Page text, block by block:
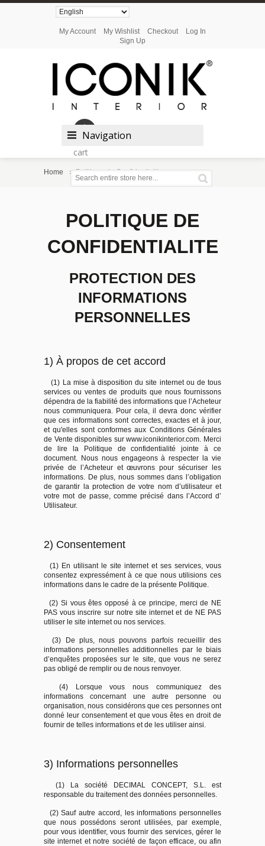
My Account My Wishlist Checkout
Log In
Sign Up
Shopping
cart
Navigation
Home Politique de Confidentialite
POLITIQUE DE
CONFIDENTIALITE
PROTECTION DES
INFORMATIONS
PERSONNELLES
1) À propos de cet accord
(1) La mise à disposition du site internet ou de tous
services ou ventes de produits que nous fournissons
dépendra de la fiabilité des informations que l’Acheteur
nous communiquera. Pour cela, il devra donc vérifier
que ces informations sont correctes, exactes et à jour,
et qu'elles sont conformes aux Conditions Générales
de Vente disponibles sur www.iconikinterior.com. Merci
de lire la Politique de confidentialité jointe à ce
document. Nous nous engageons à respecter la vie
privée de l’Acheteur et œuvrons pour sécuriser les
informations. De plus, nous sommes dans l’obligation
de garantir la protection de votre nom d’utilisateur et
votre mot de passe, comme précisé dans l’Accord d’
Utilisateur.
2) Consentement
(1) En utilisant le site internet et ses services, vous
consentez expressément à ce que nous utilisions ces
informations dans le cadre de la présente Politique.
(2) Si vous êtes opposé à ce principe, merci de NE
PAS vous inscrire sur notre site internet et de NE PAS
utiliser le site internet ou nos services.
(3) De plus, nous pouvons parfois recueillir des
informations personnelles additionnelles par le biais
d’enquêtes proposées sur le site, que vous ne serez
pas obligé de remplir ou de nous renvoyer.
(4) Lorsque vous nous communiquez des
informations concernant une autre personne ou
organisation, nous considérons que ces personnes ont
donné leur consentement et que vous êtes en droit de
fournir de telles informations et de les utiliser ainsi.
3) Informations personnelles
(1) La société DECIMAL CONCEPT, S.L. est
responsable du traitement des données personnelles.
(2) Sauf autre accord, les informations personnelles
que nous possédons seront utilisées, par exemple,
pour vous identifier, vous fournir des services, gérer le
site internet et notre société de façon efficace, ou afin